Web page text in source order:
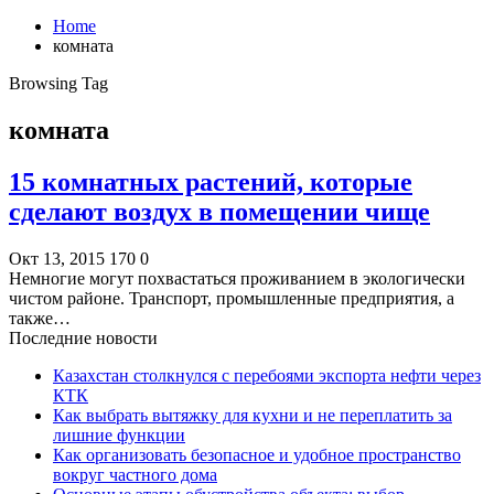
Home
комната
Browsing Tag
комната
15 комнатных растений, которые
сделают воздух в помещении чище
Окт 13, 2015 170 0
Немногие могут похвастаться проживанием в экологически
чистом районе. Транспорт, промышленные предприятия, а
также…
Последние новости
Казахстан столкнулся с перебоями экспорта нефти через
КТК
Как выбрать вытяжку для кухни и не переплатить за
лишние функции
Как организовать безопасное и удобное пространство
вокруг частного дома